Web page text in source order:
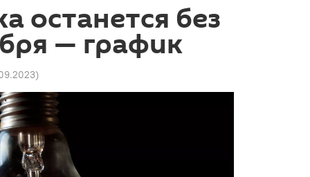
останется без
— график
)